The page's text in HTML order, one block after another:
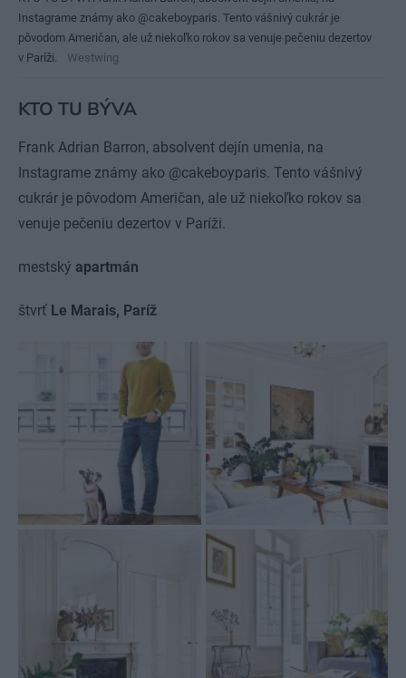
Instagrame známy ako @cakeboyparis. Tento vášnivý cukrár je
pôvodom Američan, ale už niekoľko rokov sa venuje pečeniu dezertov
v Paríži.
Westwing
KTO TU BÝVA
Frank Adrian Barron, absolvent dejín umenia, na
Instagrame známy ako @cakeboyparis. Tento vášnivý
cukrár je pôvodom Američan, ale už niekoľko rokov sa
venuje pečeniu dezertov v Paríži.
mestský apartmán
štvrť Le Marais, Paríž